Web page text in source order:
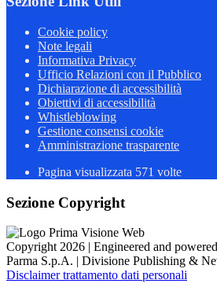
Cookie policy
Note legali
Informativa Privacy
Ufficio Relazioni con il Pubblico
Dichiarazione di accessibilità
Obiettivi di accessibilità
Whistleblowing
Gestione consensi cookie
Amministrazione trasparente
Pagina visualizzata 571 volte
Sezione Copyright
Copyright 2026 | Engineered and
Parma S.p.A. | Divisione Publishing &
Disclaimer trattamento dati personali